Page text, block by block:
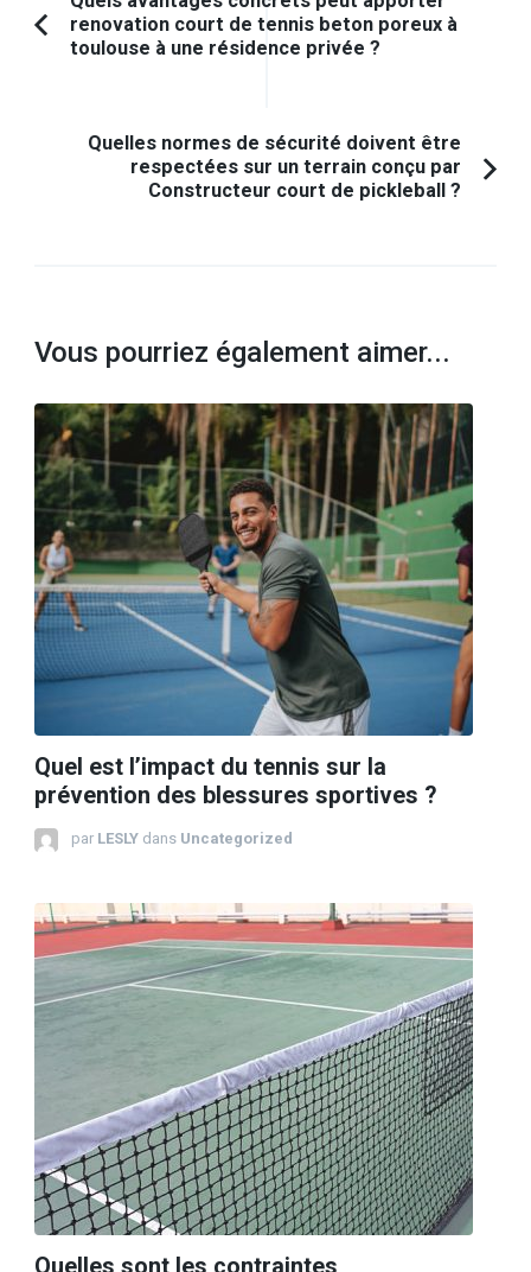
d'article
Article
renovation court de tennis beton poreux à
toulouse à une résidence privée ?
Quelles normes de sécurité doivent être
respectées sur un terrain conçu par
Constructeur court de pickleball ?
Vous pourriez également aimer...
Quel est l’impact du tennis sur la
prévention des blessures sportives ?
par LESLY dans Uncategorized